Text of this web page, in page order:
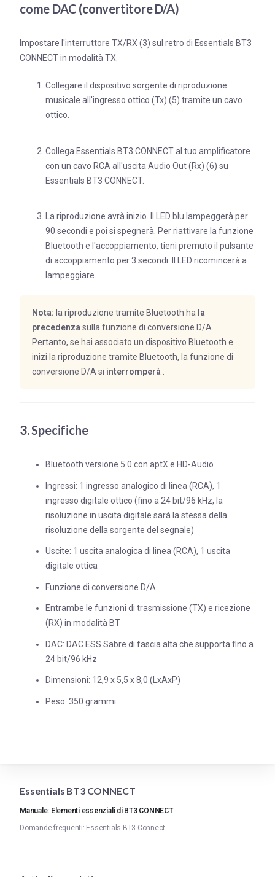
come DAC (convertitore D/A)
Impostare l'interruttore TX/RX (3) sul retro di Essentials BT3
CONNECT in modalità TX.
Collegare il dispositivo sorgente di riproduzione
musicale all'ingresso ottico (Tx) (5) tramite un cavo
ottico.
Collega Essentials BT3 CONNECT al tuo amplificatore
con un cavo RCA all'uscita Audio Out (Rx) (6) su
Essentials BT3 CONNECT.
La riproduzione avrà inizio. Il LED blu lampeggerà per
90 secondi e poi si spegnerà. Per riattivare la funzione
Bluetooth e l'accoppiamento, tieni premuto il pulsante
di accoppiamento per 3 secondi. Il LED ricomincerà a
lampeggiare.
Nota: la riproduzione tramite Bluetooth ha la
precedenza sulla funzione di conversione D/A.
Pertanto, se hai associato un dispositivo Bluetooth e
inizi la riproduzione tramite Bluetooth, la funzione di
conversione D/A si interromperà
3. Specifiche
Bluetooth versione 5.0 con aptX e HD-Audio
Ingressi: 1 ingresso analogico di linea (RCA), 1
ingresso digitale ottico (fino a 24 bit/96 kHz, la
risoluzione in uscita digitale sarà la stessa della
risoluzione della sorgente del segnale)
Uscite: 1 uscita analogica di linea (RCA), 1 uscita
digitale ottica
Funzione di conversione D/A
Entrambe le funzioni di trasmissione (TX) e ricezione
(RX) in modalità BT
DAC: DAC ESS Sabre di fascia alta che supporta fino a
24 bit/96 kHz
Dimensioni: 12,9 x 5,5 x 8,0 (LxAxP)
Peso: 350 grammi
Essentials BT3 CONNECT
Manuale: Elementi essenziali di BT3 CONNECT
Domande frequenti: Essentials BT3 Connect